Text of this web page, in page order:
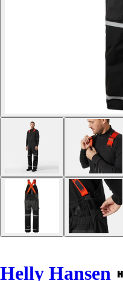
Helly Hansen